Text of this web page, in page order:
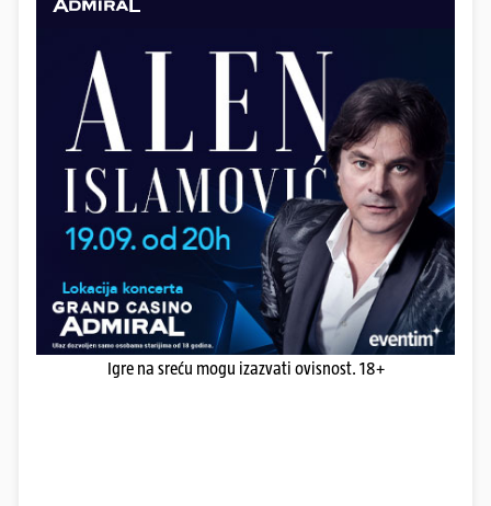
Igre na sreću mogu izazvati ovisnost. 18+